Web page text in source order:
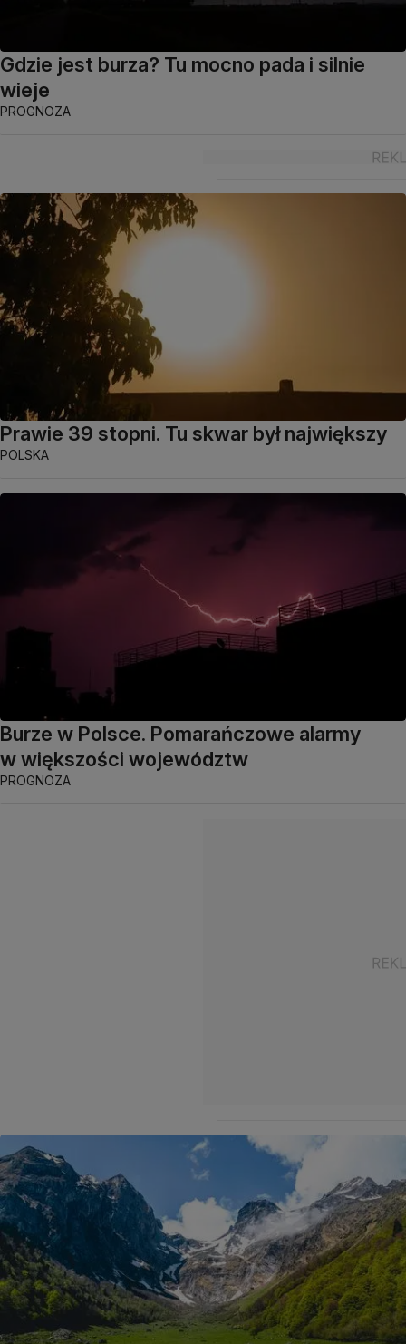
Gdzie jest burza? Tu mocno pada i silnie
wieje
PROGNOZA
Prawie 39 stopni. Tu skwar był największy
POLSKA
Burze w Polsce. Pomarańczowe alarmy
w większości województw
PROGNOZA